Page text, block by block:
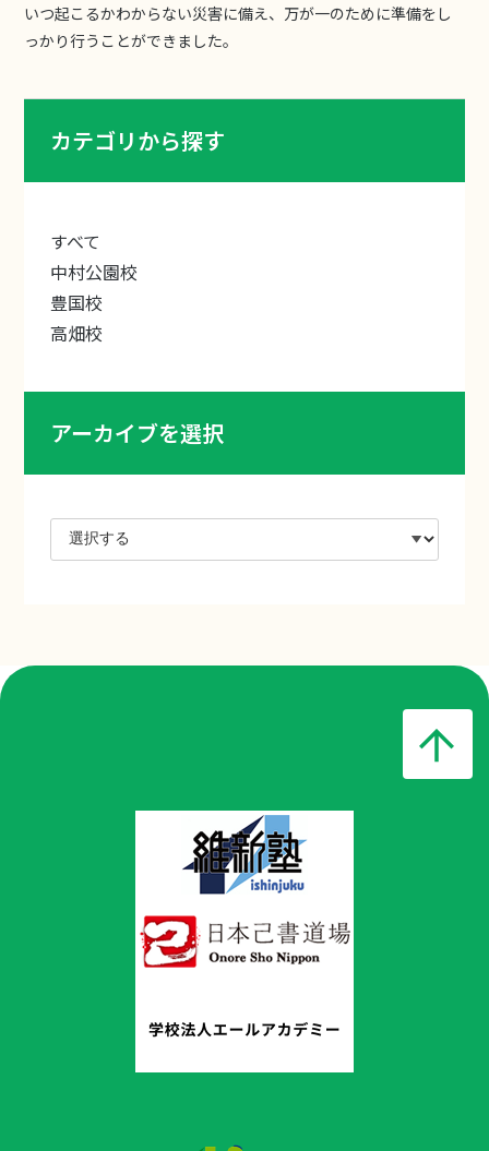
カテゴリから探す
すべて
中村公園校
豊国校
高畑校
アーカイブを選択
いつ起こるかわからない災害に備え、万が一のために準備をし
っかり行うことができました。